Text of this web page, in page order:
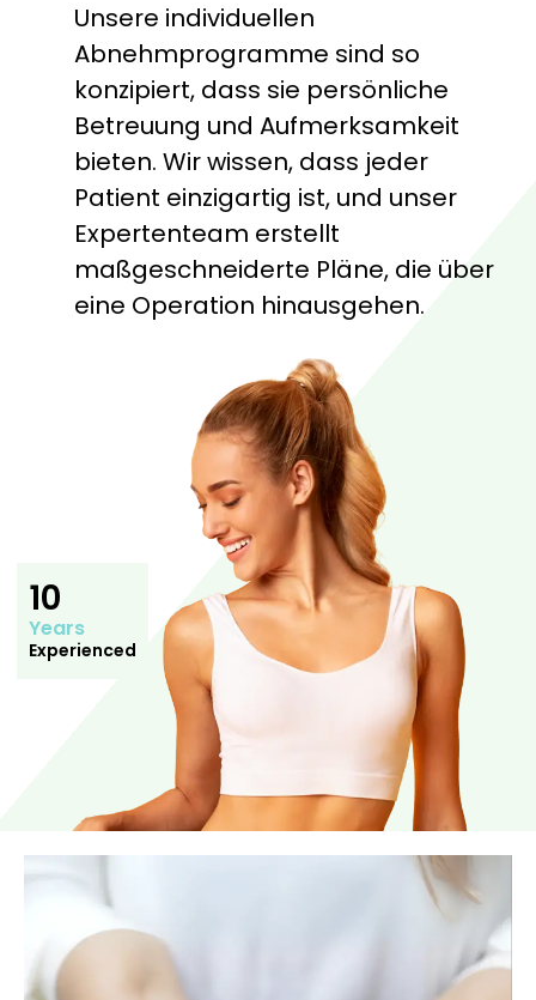
Unsere individuellen
Abnehmprogramme sind so
konzipiert, dass sie persönliche
Betreuung und Aufmerksamkeit
bieten. Wir wissen, dass jeder
Patient einzigartig ist, und unser
Expertenteam erstellt
maßgeschneiderte Pläne, die über
eine Operation hinausgehen.
10
Years
Experienced